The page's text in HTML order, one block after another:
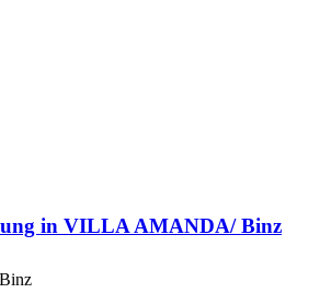
in VILLA AMANDA/ Binz